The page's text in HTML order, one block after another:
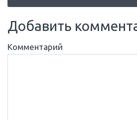
Добавить
Комментарий